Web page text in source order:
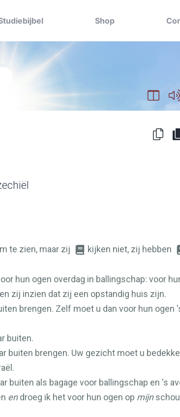
Shop
te zien, maar zij kijken niet, zij hebben
hun ogen overdag in ballingschap: voor
zij inzien dat zij een opstandig huis zijn.
brengen. Zelf moet u dan voor hun ogen
buiten.
buiten brengen. Uw gezicht moet u
buiten als bagage voor ballingschap en 's
endroeg ik het voor hun ogen op mijn